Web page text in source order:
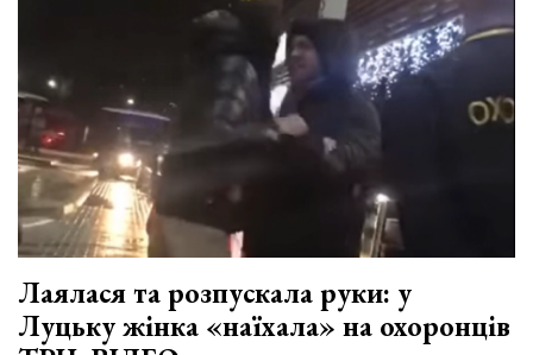
Лаялася та розпускала руки: у
Луцьку жінка «наїхала» на охоронців